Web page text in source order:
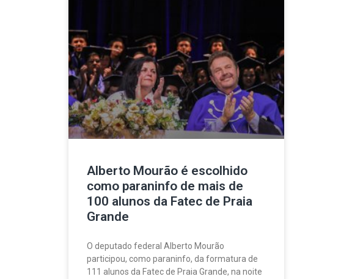
Alberto Mourão é escolhido
como paraninfo de mais de
100 alunos da Fatec de Praia
Grande
O deputado federal Alberto Mourão
participou, como paraninfo, da formatura de
111 alunos da Fatec de Praia Grande, na noite